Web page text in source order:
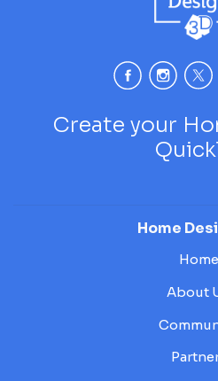
Create your
Home
Home
About